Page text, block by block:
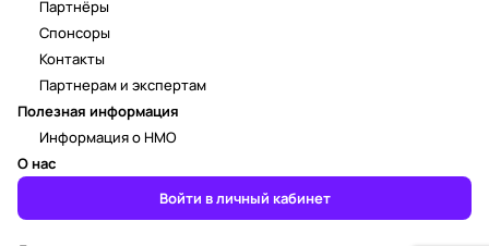
Полезная информация
Информация о НМО
О нас
Партнёры
Спонсоры
Контакты
Партнерам и экспертам
Войти в личный кабинет